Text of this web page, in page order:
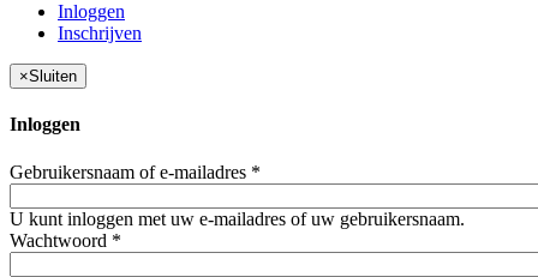
Inloggen
Inschrijven
×Sluiten
Inloggen
Gebruikersnaam of e-mailadres *
U kunt inloggen met uw e-mailadres of uw gebruikersnaam.
Wachtwoord *